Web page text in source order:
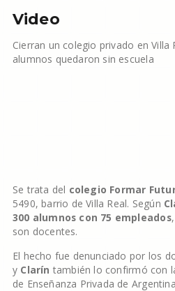
Video
Cierran un colegio privado en Villa
alumnos quedaron sin escuela
Se trata del colegio Formar
5490, barrio de Villa Real. Según
300 alumnos con 75 empleados
son docentes.
El hecho fue denunciado por los
y Clarín también lo confirmó con
de Enseñanza Privada de